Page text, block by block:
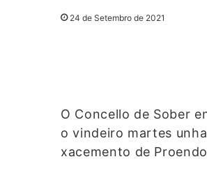
24 de Setembro de 2021
O Concello de Sober
o vindeiro martes
xacemento de